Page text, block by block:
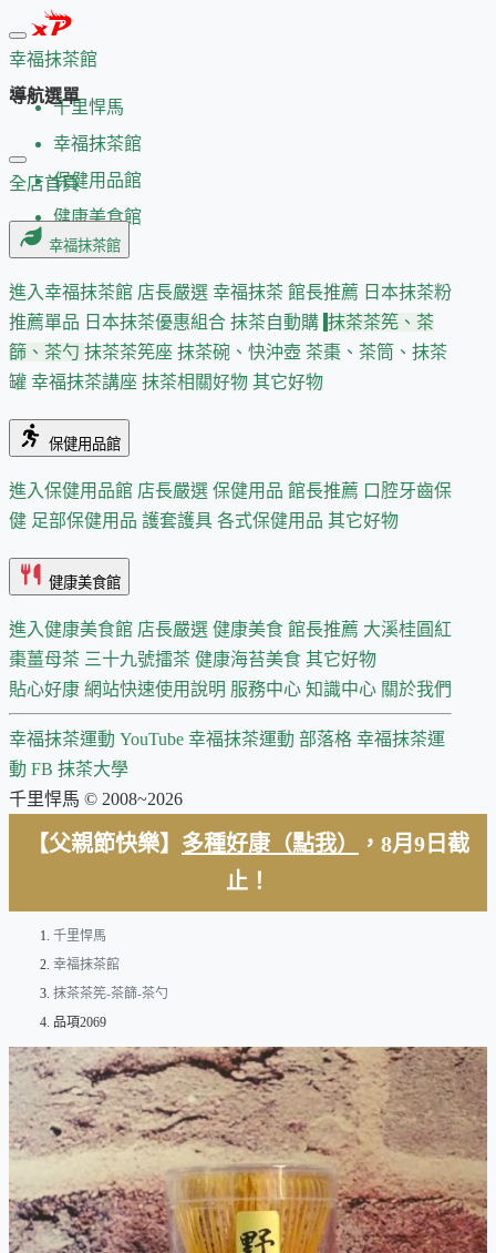
幸福抹茶館
千里悍馬
幸福抹茶館
保健用品館
健康美食館
導航選單
全店首頁
幸福抹茶館
進入幸福抹茶館 店長嚴選 幸福抹茶 館長推薦 日本抹茶粉
推薦單品 日本抹茶優惠組合 抹茶自動購 抹茶茶筅、茶
篩、茶勺 抹茶茶筅座 抹茶碗、快沖壺 茶棗、茶筒、抹茶
罐 幸福抹茶講座 抹茶相關好物 其它好物
保健用品館
進入保健用品館 店長嚴選 保健用品 館長推薦 口腔牙齒保
健 足部保健用品 護套護具 各式保健用品 其它好物
健康美食館
進入健康美食館 店長嚴選 健康美食 館長推薦 大溪桂圓紅
棗薑母茶 三十九號擂茶 健康海苔美食 其它好物
貼心好康 網站快速使用說明 服務中心 知識中心 關於我們
幸福抹茶運動 YouTube 幸福抹茶運動 部落格 幸福抹茶運
動 FB 抹茶大學
千里悍馬 © 2008~2026
【父親節快樂】 多種好康（點我）
，8月9日截
止！
千里悍馬
幸福抹茶館
抹茶茶筅-茶篩-茶勺
品項2069